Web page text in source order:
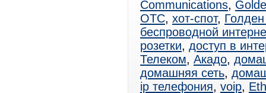
Communications,
ОТС, хот-спот,
беспроводной
розетки, доступ в
Телеком, Акадо,
домашняя сеть,
ip телефония, voip,